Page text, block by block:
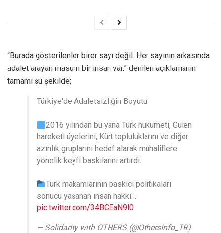
“Burada gösterilenler birer sayı değil. Her sayının arkasında
adalet arayan masum bir insan var.” denilen açıklamanın
tamamı şu şekilde;
Türkiye'de Adaletsizliğin Boyutu
2016 yılından bu yana Türk hükümeti, Gülen
hareketi üyelerini, Kürt topluluklarını ve diğer
azınlık gruplarını hedef alarak muhaliflere
yönelik keyfi baskılarını artırdı.
Türk makamlarının baskıcı politikaları
sonucu yaşanan insan hakkı…
pic.twitter.com/34BCEaN9l0
— Solidarity with OTHERS (@OthersInfo_TR)